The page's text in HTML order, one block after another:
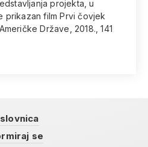
projekta, u
prikazan film Prvi čovjek
Države, 2018., 141
se